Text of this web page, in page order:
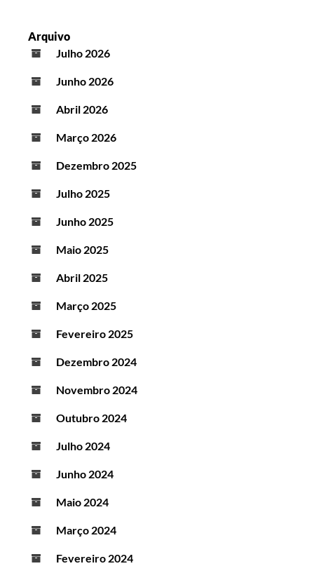
Arquivo
Julho 2026
Junho 2026
Abril 2026
Março 2026
Dezembro 2025
Julho 2025
Junho 2025
Maio 2025
Abril 2025
Março 2025
Fevereiro 2025
Dezembro 2024
Novembro 2024
Outubro 2024
Julho 2024
Junho 2024
Maio 2024
Março 2024
Fevereiro 2024